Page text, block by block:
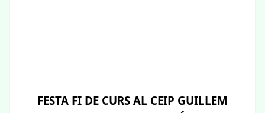
FESTA FI DE CURS AL CEIP GUILLEM